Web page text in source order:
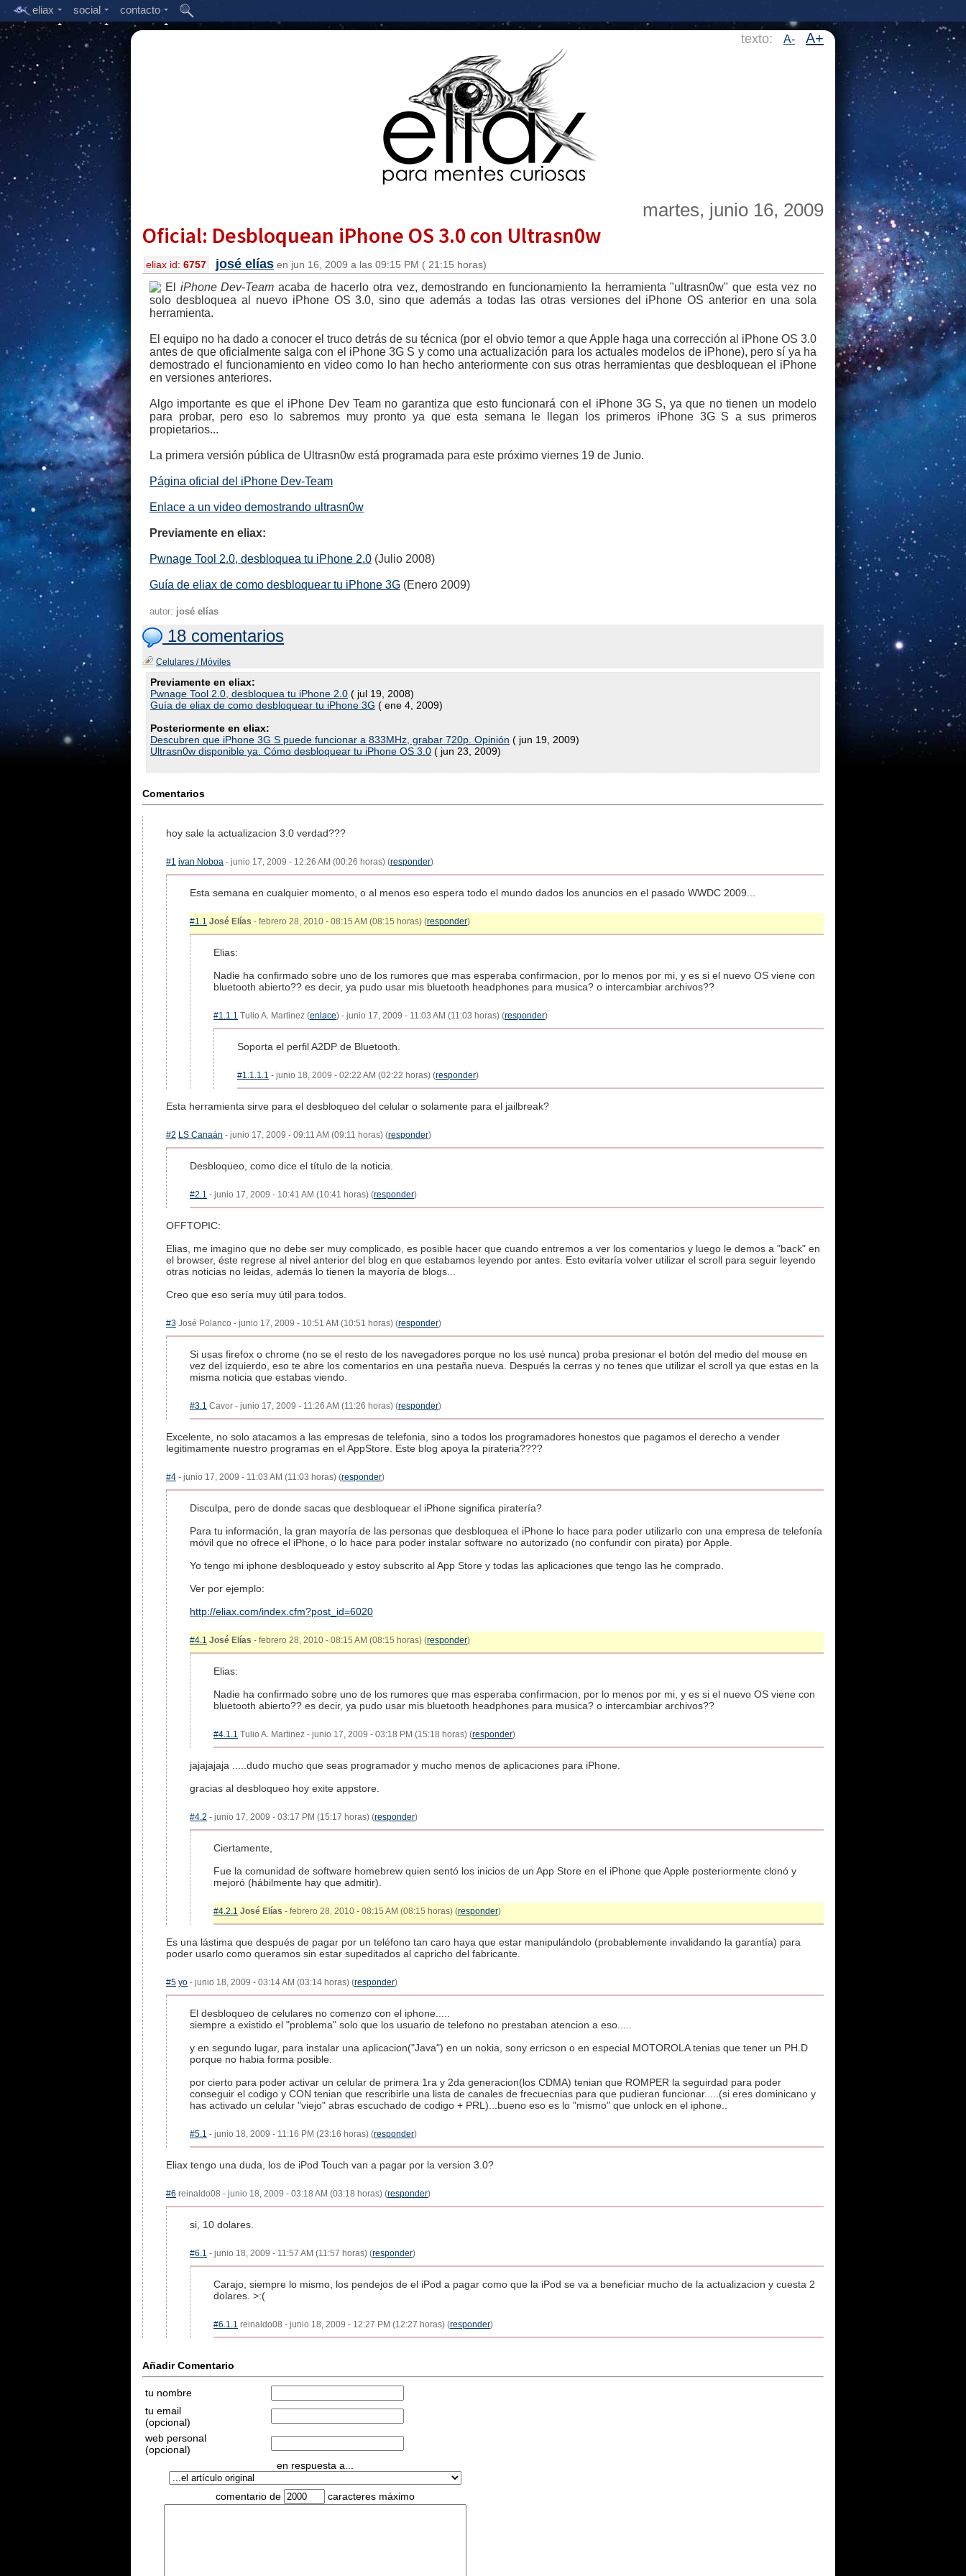
eliax social contacto
texto: A- A+
martes, junio 16, 2009
Oficial: Desbloquean iPhone OS 3.0 con Ultrasn0w
eliax id: 6757 josé elías en jun 16, 2009 a las 09:15 PM ( 21:15 horas)
El iPhone Dev-Team acaba de hacerlo otra vez, demostrando en funcionamiento la herramienta "ultrasn0w" que esta vez no
solo desbloquea al nuevo iPhone OS 3.0, sino que además a todas las otras versiones del iPhone OS anterior en una sola
herramienta.
El equipo no ha dado a conocer el truco detrás de su técnica (por el obvio temor a que Apple haga una corrección al iPhone OS 3.0
antes de que oficialmente salga con el iPhone 3G S y como una actualización para los actuales modelos de iPhone), pero sí ya ha
demostrado el funcionamiento en video como lo han hecho anteriormente con sus otras herramientas que desbloquean el iPhone
en versiones anteriores.
Algo importante es que el iPhone Dev Team no garantiza que esto funcionará con el iPhone 3G S, ya que no tienen un modelo
para probar, pero eso lo sabremos muy pronto ya que esta semana le llegan los primeros iPhone 3G S a sus primeros
propietarios...
La primera versión pública de Ultrasn0w está programada para este próximo viernes 19 de Junio.
Página oficial del iPhone Dev-Team
Enlace a un video demostrando ultrasn0w
Previamente en eliax:
Pwnage Tool 2.0, desbloquea tu iPhone 2.0 (Julio 2008)
Guía de eliax de como desbloquear tu iPhone 3G (Enero 2009)
autor: josé elías
18 comentarios
Celulares / Móviles
Previamente en eliax:
Pwnage Tool 2.0, desbloquea tu iPhone 2.0 ( jul 19, 2008)
Guía de eliax de como desbloquear tu iPhone 3G ( ene 4, 2009)
Posteriormente en eliax:
Descubren que iPhone 3G S puede funcionar a 833MHz, grabar 720p. Opinión ( jun 19, 2009)
Ultrasn0w disponible ya. Cómo desbloquear tu iPhone OS 3.0 ( jun 23, 2009)
Comentarios
hoy sale la actualizacion 3.0 verdad???
#1 ivan Noboa - junio 17, 2009 - 12:26 AM (00:26 horas) (responder)
Esta semana en cualquier momento, o al menos eso espera todo el mundo dados los anuncios en el pasado WWDC 2009...
#1.1 José Elías - febrero 28, 2010 - 08:15 AM (08:15 horas) (responder)
Elias:
Nadie ha confirmado sobre uno de los rumores que mas esperaba confirmacion, por lo menos por mi, y es si el nuevo OS viene con
bluetooth abierto?? es decir, ya pudo usar mis bluetooth headphones para musica? o intercambiar archivos??
#1.1.1 Tulio A. Martinez (enlace) - junio 17, 2009 - 11:03 AM (11:03 horas) (responder)
Soporta el perfil A2DP de Bluetooth.
#1.1.1.1 - junio 18, 2009 - 02:22 AM (02:22 horas) (responder)
Esta herramienta sirve para el desbloqueo del celular o solamente para el jailbreak?
#2 LS Canaán - junio 17, 2009 - 09:11 AM (09:11 horas) (responder)
Desbloqueo, como dice el título de la noticia.
#2.1 - junio 17, 2009 - 10:41 AM (10:41 horas) (responder)
OFFTOPIC:
Elias, me imagino que no debe ser muy complicado, es posible hacer que cuando entremos a ver los comentarios y luego le demos a "back" en
el browser, éste regrese al nivel anterior del blog en que estabamos leyendo por antes. Esto evitaría volver utilizar el scroll para seguir leyendo
otras noticias no leidas, además lo tienen la mayoría de blogs...
Creo que eso sería muy útil para todos.
#3 José Polanco - junio 17, 2009 - 10:51 AM (10:51 horas) (responder)
Si usas firefox o chrome (no se el resto de los navegadores porque no los usé nunca) proba presionar el botón del medio del mouse en
vez del izquierdo, eso te abre los comentarios en una pestaña nueva. Después la cerras y no tenes que utilizar el scroll ya que estas en la
misma noticia que estabas viendo.
#3.1 Cavor - junio 17, 2009 - 11:26 AM (11:26 horas) (responder)
Excelente, no solo atacamos a las empresas de telefonia, sino a todos los programadores honestos que pagamos el derecho a vender
legitimamente nuestro programas en el AppStore. Este blog apoya la pirateria????
#4 - junio 17, 2009 - 11:03 AM (11:03 horas) (responder)
Disculpa, pero de donde sacas que desbloquear el iPhone significa piratería?
Para tu información, la gran mayoría de las personas que desbloquea el iPhone lo hace para poder utilizarlo con una empresa de telefonía
móvil que no ofrece el iPhone, o lo hace para poder instalar software no autorizado (no confundir con pirata) por Apple.
Yo tengo mi iphone desbloqueado y estoy subscrito al App Store y todas las aplicaciones que tengo las he comprado.
Ver por ejemplo:
http://eliax.com/index.cfm?post_id=6020
#4.1 José Elías - febrero 28, 2010 - 08:15 AM (08:15 horas) (responder)
Elias:
Nadie ha confirmado sobre uno de los rumores que mas esperaba confirmacion, por lo menos por mi, y es si el nuevo OS viene con
bluetooth abierto?? es decir, ya pudo usar mis bluetooth headphones para musica? o intercambiar archivos??
#4.1.1 Tulio A. Martinez - junio 17, 2009 - 03:18 PM (15:18 horas) (responder)
jajajajaja .....dudo mucho que seas programador y mucho menos de aplicaciones para iPhone.
gracias al desbloqueo hoy exite appstore.
#4.2 - junio 17, 2009 - 03:17 PM (15:17 horas) (responder)
Ciertamente,
Fue la comunidad de software homebrew quien sentó los inicios de un App Store en el iPhone que Apple posteriormente clonó y
mejoró (hábilmente hay que admitir).
#4.2.1 José Elías - febrero 28, 2010 - 08:15 AM (08:15 horas) (responder)
Es una lástima que después de pagar por un teléfono tan caro haya que estar manipulándolo (probablemente invalidando la garantía) para
poder usarlo como queramos sin estar supeditados al capricho del fabricante.
#5 yo - junio 18, 2009 - 03:14 AM (03:14 horas) (responder)
El desbloqueo de celulares no comenzo con el iphone.....
siempre a existido el "problema" solo que los usuario de telefono no prestaban atencion a eso.....
y en segundo lugar, para instalar una aplicacion("Java") en un nokia, sony erricson o en especial MOTOROLA tenias que tener un PH.D
porque no habia forma posible.
por cierto para poder activar un celular de primera 1ra y 2da generacion(los CDMA) tenian que ROMPER la seguirdad para poder
conseguir el codigo y CON tenian que rescribirle una lista de canales de frecuecnias para que pudieran funcionar.....(si eres dominicano y
has activado un celular "viejo" abras escuchado de codigo + PRL)...bueno eso es lo "mismo" que unlock en el iphone..
#5.1 - junio 18, 2009 - 11:16 PM (23:16 horas) (responder)
Eliax tengo una duda, los de iPod Touch van a pagar por la version 3.0?
#6 reinaldo08 - junio 18, 2009 - 03:18 AM (03:18 horas) (responder)
si, 10 dolares.
#6.1 - junio 18, 2009 - 11:57 AM (11:57 horas) (responder)
Carajo, siempre lo mismo, los pendejos de el iPod a pagar como que la iPod se va a beneficiar mucho de la actualizacion y cuesta 2
dolares. >:(
#6.1.1 reinaldo08 - junio 18, 2009 - 12:27 PM (12:27 horas) (responder)
Añadir Comentario
tu nombre
tu email
(opcional)
web personal
(opcional)
en respuesta a...
comentario de caracteres máximo